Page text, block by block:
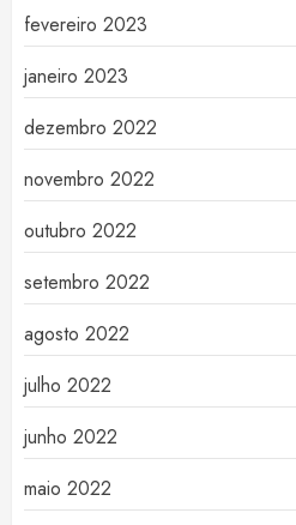
fevereiro 2023
janeiro 2023
dezembro 2022
novembro 2022
outubro 2022
setembro 2022
agosto 2022
julho 2022
junho 2022
maio 2022